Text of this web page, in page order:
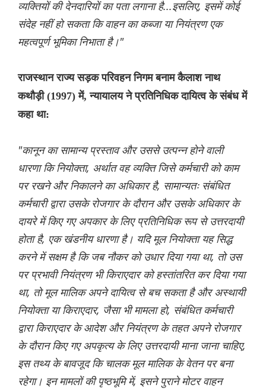
व्यक्तियों की देनदारियों का पता लगाना है...इसलिए, इसमें कोई
संदेह नहीं हो सकता कि वाहन का कब्जा या नियंत्रण एक
महत्वपूर्ण भूमिका निभाता है।"
राजस्थान राज्य सड़क परिवहन निगम बनाम कैलाश नाथ
कथौड़ी (1997) में, न्यायालय ने प्रतिनिधिक दायित्व के संबंध में
कहा था:
"कानून का सामान्य प्रस्ताव और उससे उत्पन्न होने वाली
धारणा कि नियोक्ता, अर्थात वह व्यक्ति जिसे कर्मचारी को काम
पर रखने और निकालने का अधिकार है, सामान्यतः संबंधित
कर्मचारी द्वारा उसके रोजगार के दौरान और उसके अधिकार के
दायरे में किए गए अपकार के लिए प्रतिनिधिक रूप से उत्तरदायी
होता है, एक खंडनीय धारणा है। यदि मूल नियोक्ता यह सिद्ध
करने में सक्षम है कि जब नौकर को उधार दिया गया था, तो उस
पर प्रभावी नियंत्रण भी किराएदार को हस्तांतरित कर दिया गया
था, तो मूल मालिक अपने दायित्व से बच सकता है और अस्थायी
नियोक्ता या किराएदार, जैसा भी मामला हो, संबंधित कर्मचारी
द्वारा किराएदार के आदेश और नियंत्रण के तहत अपने रोजगार
के दौरान किए गए अपकृत्य के लिए उत्तरदायी माना जाना चाहिए,
इस तथ्य के बावजूद कि चालक मूल मालिक के वेतन पर बना
रहेगा। इन मामलों की पृष्ठभूमि में, इसने पुराने मोटर वाहन